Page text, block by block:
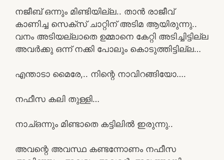
നജീബ് ഒന്നും മിണ്ടിയില്ല.. താൻ രാജീവ്
കാണിച്ച സെക്സ് ചാറ്റിന് അടിമ ആയിരുന്നു..
വനം അടിയല്ലാതെ ഉമ്മാനെ കേറ്റി അടിച്ചിട്ടില്ല
അവർക്കു ഒന്ന് നക്കി പോലും കൊടുത്തിട്ടില്ല…
എന്താടാ മൈരേ,.. നിന്റെ നാവിറങ്ങിയോ….
നഫീസ കലി തുള്ളി…
നാച്ഒന്നും മിണ്ടാതെ കട്ടിലിൽ ഇരുന്നു..
അവന്റെ അവസ്ഥ കണ്ടന്നോണം നഫീസ